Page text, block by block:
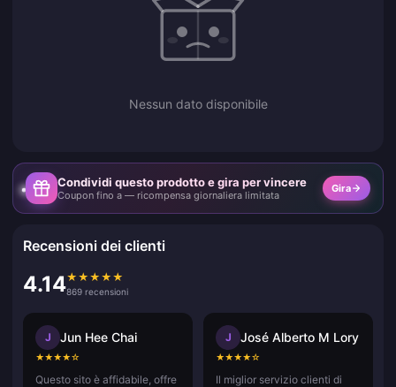
Nessun dato disponibile
Condividi questo prodotto e gira per vincere
Coupon fino a — ricompensa giornaliera limitata
Gira
Recensioni dei clienti
4.14★ ★ ★ ★ ★
869 recensioni
J Jun Hee Chai
★★★★☆
Questo sito è affidabile, offre
J José Alberto M Lory
★★★★☆
Il miglior servizio clienti di